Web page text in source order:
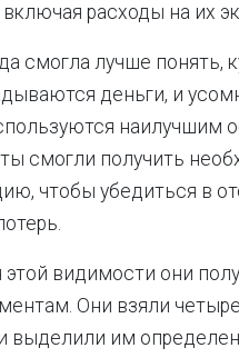
включая расходы на их
смогла лучше понять,
деньги, и
наилучшим
смогли получить
чтобы убедиться в
этой видимости они
Они взяли
выделили им